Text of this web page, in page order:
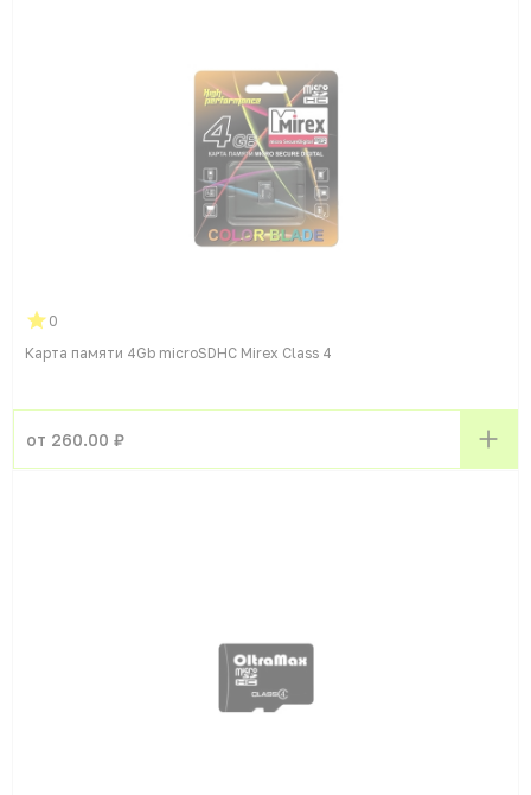
0
Карта памяти 4Gb microSDHC Mirex Class 4
от 260.00 ₽